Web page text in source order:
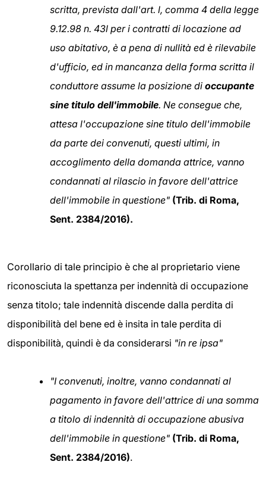
scritta, prevista dall'art. l, comma 4 della legge
9.12.98 n. 43l per i contratti di locazione ad
uso abitativo, è a pena di nullità ed è rilevabile
d'ufficio, ed in mancanza della forma scritta il
conduttore assume la posizione di occupante
sine titulo dell'immobile. Ne consegue che,
attesa l'occupazione sine titulo dell'immobile
da parte dei convenuti, questi ultimi, in
accoglimento della domanda attrice, vanno
condannati al rilascio in favore dell'attrice
dell'immobile in questione" (Trib. di Roma,
Sent. 2384/2016).
Corollario di tale principio è che al proprietario viene
riconosciuta la spettanza per indennità di occupazione
senza titolo; tale indennità discende dalla perdita di
disponibilità del bene ed è insita in tale perdita di
disponibilità, quindi è da considerarsi "in re ipsa"
"I convenuti, inoltre, vanno condannati al
pagamento in favore dell'attrice di una somma
a titolo di indennità di occupazione abusiva
dell'immobile in questione" (Trib. di Roma,
Sent. 2384/2016).